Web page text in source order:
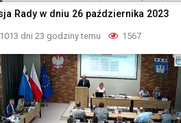
Rady w dniu 26 października 2023
1013 dni 23 godziny temu 1567